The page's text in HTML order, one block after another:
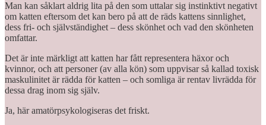
Man kan såklart aldrig lita på den som uttalar sig instinktivt negativt
om katten eftersom det kan bero på att de räds kattens sinnlighet,
dess fri- och självständighet – dess skönhet och vad den skönheten
omfattar.
Det är inte märkligt att katten har fått representera häxor och
kvinnor, och att personer (av alla kön) som uppvisar så kallad toxisk
maskulinitet är rädda för katten – och somliga är rentav livrädda för
dessa drag inom sig själv.
Ja, här amatörpsykologiseras det friskt.